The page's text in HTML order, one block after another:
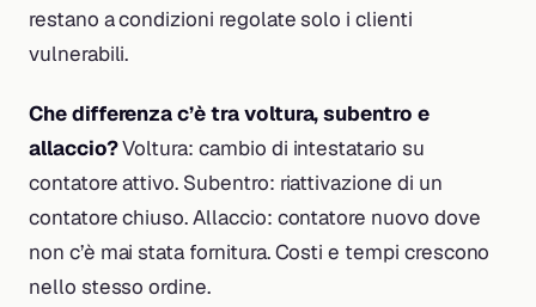
restano a condizioni regolate solo i clienti
vulnerabili.
Che differenza c’è tra voltura, subentro e
allaccio?Voltura: cambio di intestatario su
contatore attivo. Subentro: riattivazione di un
contatore chiuso. Allaccio: contatore nuovo dove
non c’è mai stata fornitura. Costi e tempi crescono
nello stesso ordine.